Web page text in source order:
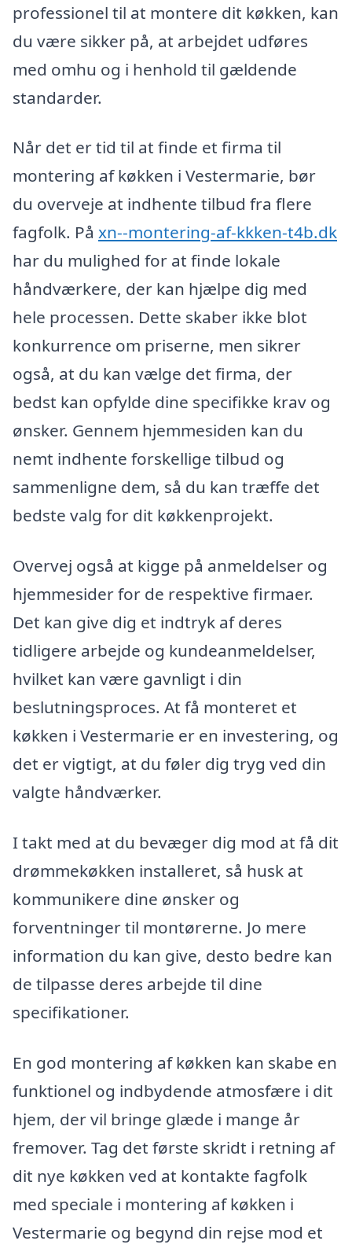
professionel til at montere dit køkken, kan
du være sikker på, at arbejdet udføres
med omhu og i henhold til gældende
standarder.
Når det er tid til at finde et firma til
montering af køkken i Vestermarie, bør
du overveje at indhente tilbud fra flere
fagfolk. På xn--montering-af-kkken-t4b.dk
har du mulighed for at finde lokale
håndværkere, der kan hjælpe dig med
hele processen. Dette skaber ikke blot
konkurrence om priserne, men sikrer
også, at du kan vælge det firma, der
bedst kan opfylde dine specifikke krav og
ønsker. Gennem hjemmesiden kan du
nemt indhente forskellige tilbud og
sammenligne dem, så du kan træffe det
bedste valg for dit køkkenprojekt.
Overvej også at kigge på anmeldelser og
hjemmesider for de respektive firmaer.
Det kan give dig et indtryk af deres
tidligere arbejde og kundeanmeldelser,
hvilket kan være gavnligt i din
beslutningsproces. At få monteret et
køkken i Vestermarie er en investering, og
det er vigtigt, at du føler dig tryg ved din
valgte håndværker.
I takt med at du bevæger dig mod at få dit
drømmekøkken installeret, så husk at
kommunikere dine ønsker og
forventninger til montørerne. Jo mere
information du kan give, desto bedre kan
de tilpasse deres arbejde til dine
specifikationer.
En god montering af køkken kan skabe en
funktionel og indbydende atmosfære i dit
hjem, der vil bringe glæde i mange år
fremover. Tag det første skridt i retning af
dit nye køkken ved at kontakte fagfolk
med speciale i montering af køkken i
Vestermarie og begynd din rejse mod et